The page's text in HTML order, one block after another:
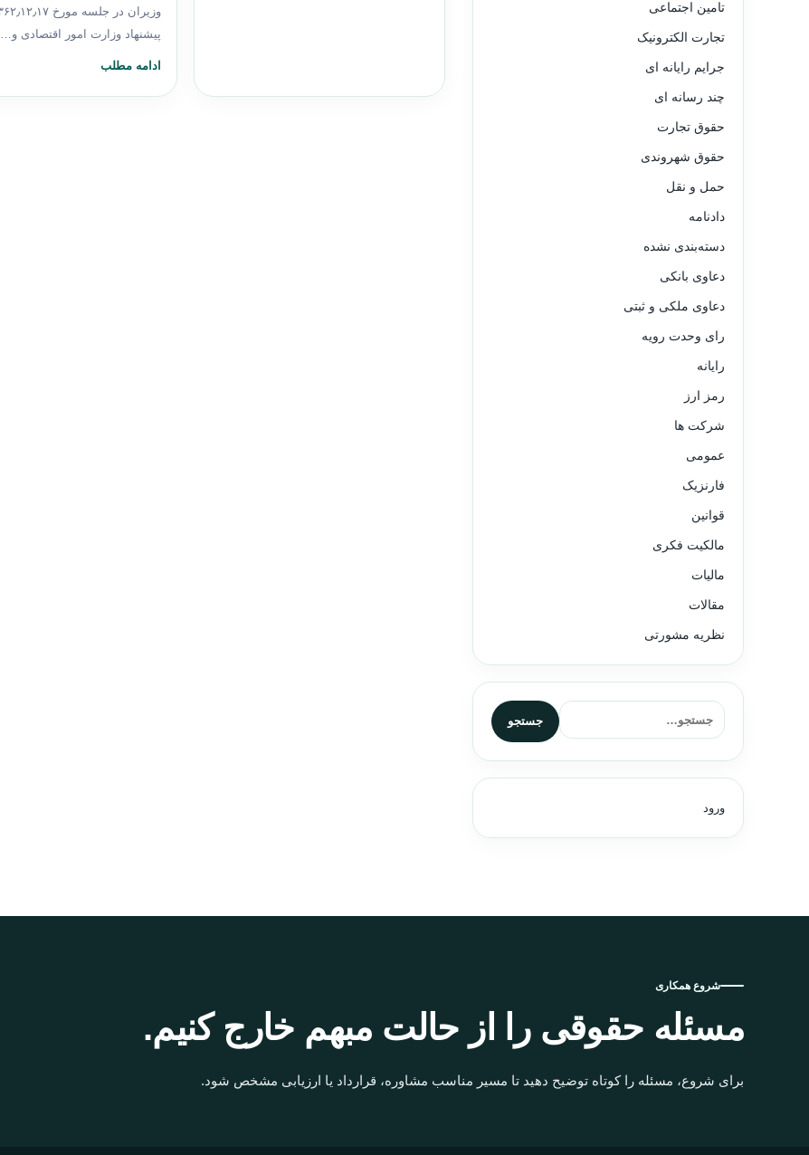
پیشنهاد وزارت امور اقتصادی و…
ادامه مطلب
تامین اجتماعی
تجارت الکترونیک
جرایم رایانه ای
چند رسانه ای
حقوق تجارت
حقوق شهروندی
حمل و نقل
دادنامه
دسته‌بندی نشده
دعاوی بانکی
دعاوی ملکی و ثبتی
رای وحدت رویه
رایانه
رمز ارز
شرکت ها
عمومی
فارنزیک
قوانین
مالکیت فکری
مالیات
مقالات
نظریه مشورتی
جستجو برای:
جستجو
ورود
شروع همکاری
مسئله حقوقی را از حالت مبهم خارج کنیم.
برای شروع، مسئله را کوتاه توضیح دهید تا مسیر مناسب مشاوره، قرارداد یا ارزیابی مشخص شود.